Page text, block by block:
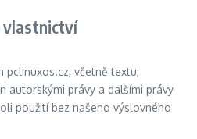
vlastnictví
pclinuxos.cz, včetně textu,
autorskými právy a dalšími právy
použití bez našeho výslovného